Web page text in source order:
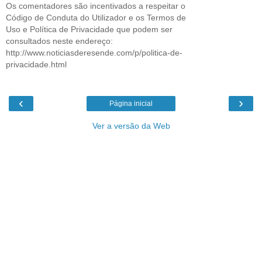
Os comentadores são incentivados a respeitar o
Código de Conduta do Utilizador e os Termos de
Uso e Política de Privacidade que podem ser
consultados neste endereço:
http://www.noticiasderesende.com/p/politica-de-
privacidade.html
‹ ›
Página inicial
Ver a versão da Web